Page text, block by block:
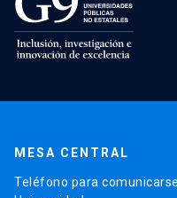
MESA CENTRAL
Teléfono para